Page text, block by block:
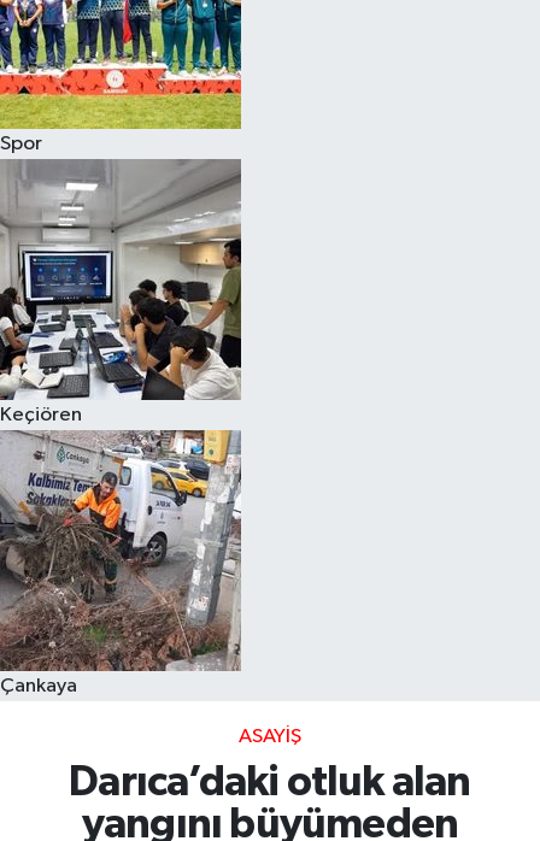
Spor
Keçiören
Çankaya
ASAYIŞ
Darıca’daki otluk alan
yangını büyümeden